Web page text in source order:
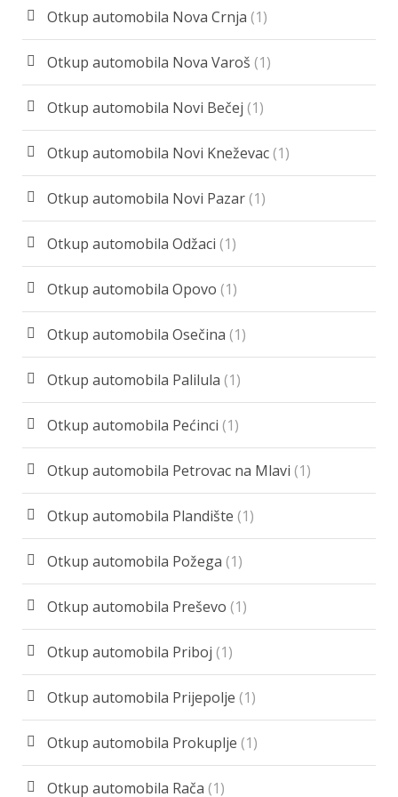
Otkup automobila Nova Crnja (1)
Otkup automobila Nova Varoš (1)
Otkup automobila Novi Bečej (1)
Otkup automobila Novi Kneževac(1)
Otkup automobila Novi Pazar(1)
Otkup automobila Odžaci (1)
Otkup automobila Opovo (1)
Otkup automobila Osečina (1)
Otkup automobila Palilula (1)
Otkup automobila Pećinci (1)
Otkup automobila Petrovac na Mlavi (1)
Otkup automobila Plandište (1)
Otkup automobila Požega (1)
Otkup automobila Preševo (1)
Otkup automobila Priboj (1)
Otkup automobila Prijepolje (1)
Otkup automobila Prokuplje (1)
Otkup automobila Rača (1)